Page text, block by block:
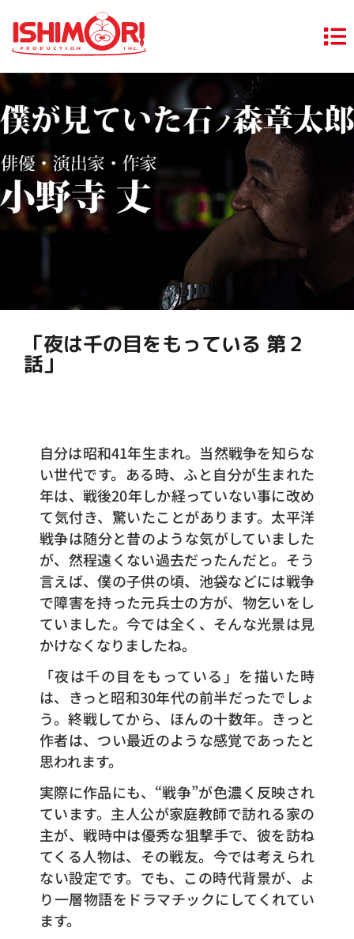
「夜は千の目をもっている 第２
話」
自分は昭和41年生まれ。当然戦争を知らな
い世代です。ある時、ふと自分が生まれた
年は、戦後20年しか経っていない事に改め
て気付き、驚いたことがあります。太平洋
戦争は随分と昔のような気がしていました
が、然程遠くない過去だったんだと。そう
言えば、僕の子供の頃、池袋などには戦争
で障害を持った元兵士の方が、物乞いをし
ていました。今では全く、そんな光景は見
かけなくなりましたね。
「夜は千の目をもっている」を描いた時
は、きっと昭和30年代の前半だったでしょ
う。終戦してから、ほんの十数年。きっと
作者は、つい最近のような感覚であったと
思われます。
実際に作品にも、“戦争”が色濃く反映され
ています。主人公が家庭教師で訪れる家の
主が、戦時中は優秀な狙撃手で、彼を訪ね
てくる人物は、その戦友。今では考えられ
ない設定です。でも、この時代背景が、よ
り一層物語をドラマチックにしてくれてい
ます。